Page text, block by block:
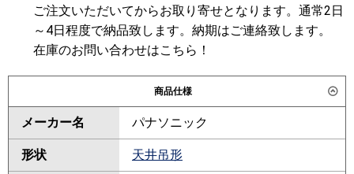
ご注文いただいてからお取り寄せとなります。通常2日
～4日程度で納品致します。納期はご連絡致します。
在庫のお問い合わせはこちら！
商品仕様
メーカー名 パナソニック
形状 天井吊形